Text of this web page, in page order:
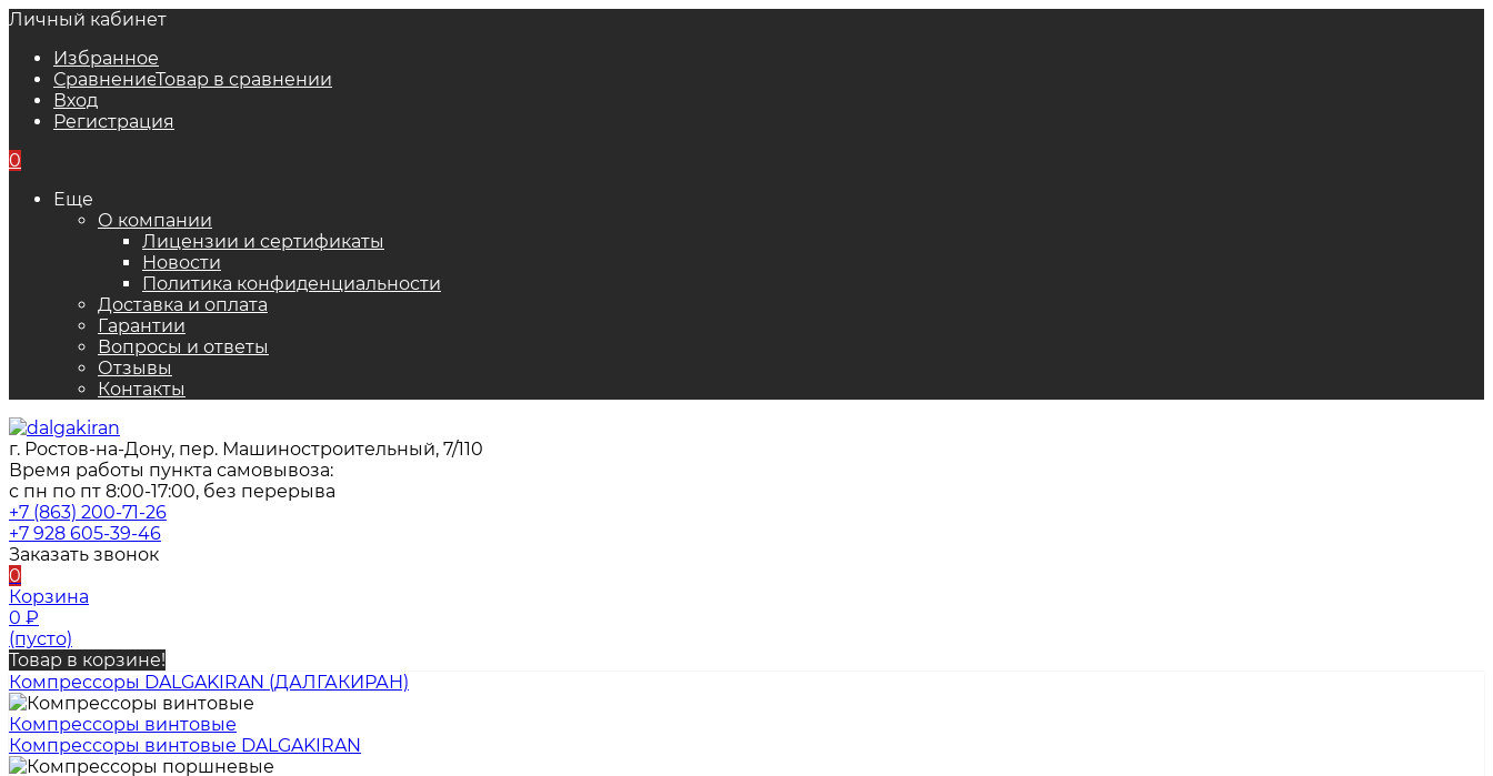
Личный кабинет
Избранное
СравнениеТовар в сравнении
Вход
Регистрация
0
Еще
О компании
Лицензии и сертификаты
Новости
Политика конфиденциальности
Доставка и оплата
Гарантии
Вопросы и ответы
Отзывы
Контакты
г. Ростов-на-Дону, пер. Машиностроительный, 7/110
Время работы пункта самовывоза:
с пн по пт 8:00-17:00, без перерыва
+7 (863) 200-71-26
+7 928 605-39-46
Заказать звонок
0
Корзина
0 ₽
(пусто)
Товар в корзине!
Компрессоры DALGAKIRAN (ДАЛГАКИРАН)
Компрессоры винтовые
Компрессоры винтовые DALGAKIRAN